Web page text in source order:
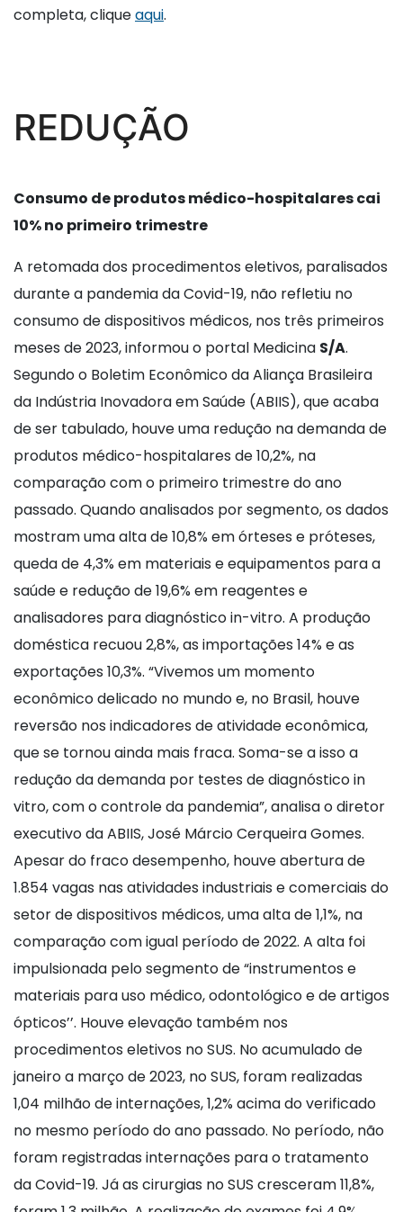
completa, cliqueaqui.
REDUÇÃO
Consumo de produtos médico-hospitalares cai
10% no primeiro trimestre
A retomada dos procedimentos eletivos, paralisados
durante a pandemia da Covid-19, não refletiu no
consumo de dispositivos médicos, nos três primeiros
meses de 2023, informou o portal Medicina S/A.
Segundo o Boletim Econômico da Aliança Brasileira
da Indústria Inovadora em Saúde (ABIIS), que acaba
de ser tabulado, houve uma redução na demanda de
produtos médico-hospitalares de 10,2%, na
comparação com o primeiro trimestre do ano
passado. Quando analisados por segmento, os dados
mostram uma alta de 10,8% em órteses e próteses,
queda de 4,3% em materiais e equipamentos para a
saúde e redução de 19,6% em reagentes e
analisadores para diagnóstico in-vitro. A produção
doméstica recuou 2,8%, as importações 14% e as
exportações 10,3%. “Vivemos um momento
econômico delicado no mundo e, no Brasil, houve
reversão nos indicadores de atividade econômica,
que se tornou ainda mais fraca. Soma-se a isso a
redução da demanda por testes de diagnóstico in
vitro, com o controle da pandemia”, analisa o diretor
executivo da ABIIS, José Márcio Cerqueira Gomes.
Apesar do fraco desempenho, houve abertura de
1.854 vagas nas atividades industriais e comerciais do
setor de dispositivos médicos, uma alta de 1,1%, na
comparação com igual período de 2022. A alta foi
impulsionada pelo segmento de “instrumentos e
materiais para uso mé­dico, odontológico e de artigos
ópticos’’. Houve elevação também nos
procedimentos eletivos no SUS. No acumulado de
janeiro a março de 2023, no SUS, foram realizadas
1,04 milhão de interna­ções, 1,2% acima do verificado
no mesmo período do ano passado. No período, não
foram registradas internações para o tratamento
da Covid-19. Já as cirurgias no SUS cresceram 11,8%,